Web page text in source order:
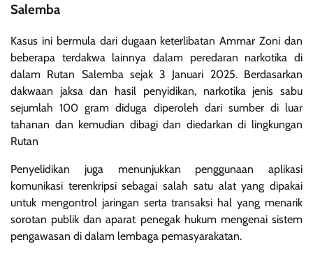
Salemba
Kasus ini bermula dari dugaan keterlibatan Ammar Zoni dan
beberapa terdakwa lainnya dalam peredaran narkotika di
dalam Rutan Salemba sejak 3 Januari 2025. Berdasarkan
dakwaan jaksa dan hasil penyidikan, narkotika jenis sabu
sejumlah 100 gram diduga diperoleh dari sumber di luar
tahanan dan kemudian dibagi dan diedarkan di lingkungan
Rutan
Penyelidikan juga menunjukkan penggunaan aplikasi
komunikasi terenkripsi sebagai salah satu alat yang dipakai
untuk mengontrol jaringan serta transaksi hal yang menarik
sorotan publik dan aparat penegak hukum mengenai sistem
pengawasan di dalam lembaga pemasyarakatan.